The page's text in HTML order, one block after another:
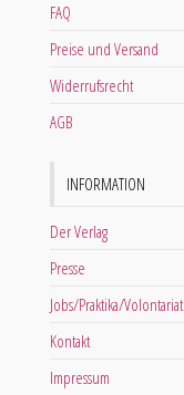
FAQ
Preise und Versand
Widerrufsrecht
AGB
INFORMATION
Der Verlag
Presse
Jobs/Praktika/Volontariat
Kontakt
Impressum